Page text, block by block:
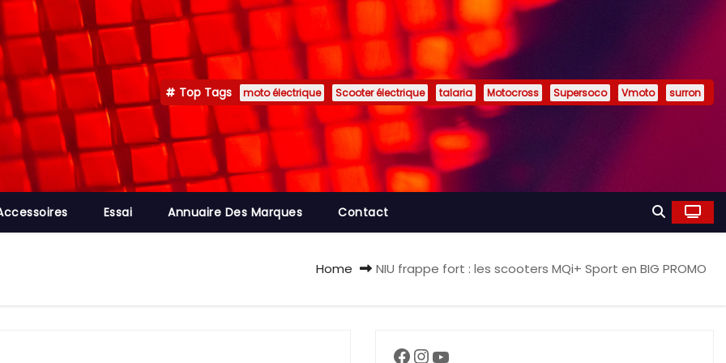
Top Tags moto électrique Scooter électrique talaria Motocross Supersoco Vmoto surron
Essai Annuaire Des Marques Contact
Home NIU frappe fort : les scooters MQi+ Sport en BIG PROMO
Facebook InstagramYouTube